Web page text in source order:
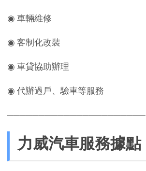
◉ 車輛維修
◉ 客制化改裝
◉ 車貸協助辦理
◉ 代辦過戶、驗車等服務
──────────────────────
力威汽車服務據點